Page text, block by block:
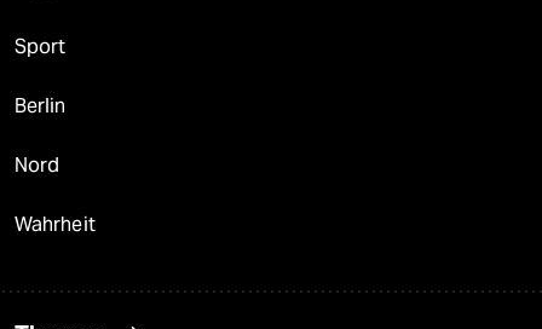
Sport
Berlin
Nord
Wahrheit